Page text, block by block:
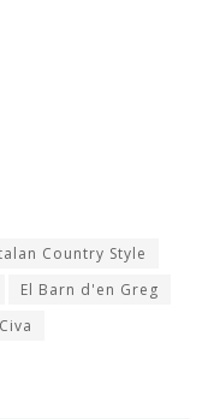
Country Style
El Barn d'en Greg